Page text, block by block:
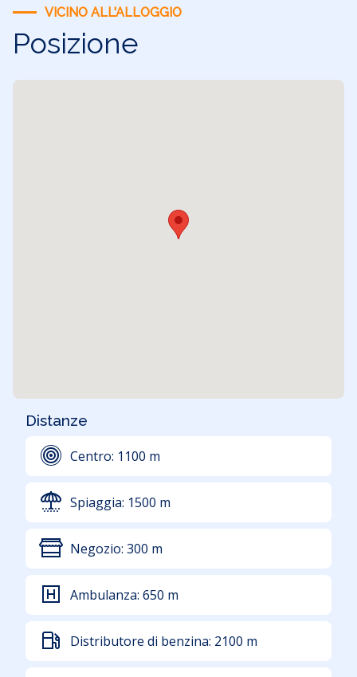
VICINO ALL'ALLOGGIO
Posizione
Distanze
Centro: 1100 m
Spiaggia: 1500 m
Negozio: 300 m
Ambulanza: 650 m
Distributore di benzina: 2100 m